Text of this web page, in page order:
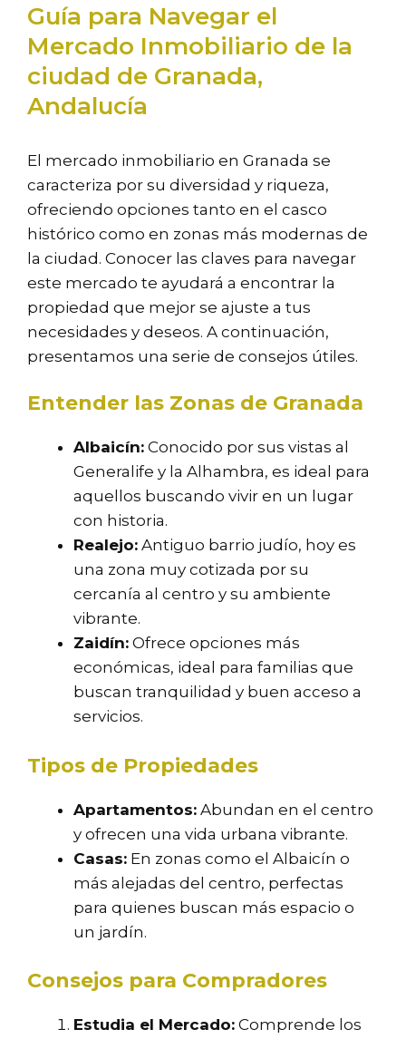
Guía para Navegar el
Mercado Inmobiliario de la
ciudad de Granada,
Andalucía
El mercado inmobiliario en Granada se
caracteriza por su diversidad y riqueza,
ofreciendo opciones tanto en el casco
histórico como en zonas más modernas de
la ciudad. Conocer las claves para navegar
este mercado te ayudará a encontrar la
propiedad que mejor se ajuste a tus
necesidades y deseos. A continuación,
presentamos una serie de consejos útiles.
Entender las Zonas de Granada
Albaicín: Conocido por sus vistas al
Generalife y la Alhambra, es ideal para
aquellos buscando vivir en un lugar
con historia.
Realejo: Antiguo barrio judío, hoy es
una zona muy cotizada por su
cercanía al centro y su ambiente
vibrante.
Zaidín: Ofrece opciones más
económicas, ideal para familias que
buscan tranquilidad y buen acceso a
servicios.
Tipos de Propiedades
Apartamentos: Abundan en el centro
y ofrecen una vida urbana vibrante.
Casas: En zonas como el Albaicín o
más alejadas del centro, perfectas
para quienes buscan más espacio o
un jardín.
Consejos para Compradores
Estudia el Mercado: Comprende los